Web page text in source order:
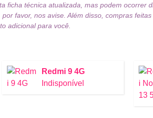
ficha técnica atualizada, mas podem ocorrer
favor, nos avise. Além disso, compras
adicional para você.
Redmi 9 4G
Indisponível